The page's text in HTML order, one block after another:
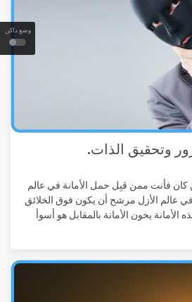
وضع داكن
كان فأنت ممن قبِل حمل الأمانة في عالم
في عالم الأزل مرشح أن يكون فوق الخلائق
الأمانة يخون الأمانة بالمقابل هو أسوأ